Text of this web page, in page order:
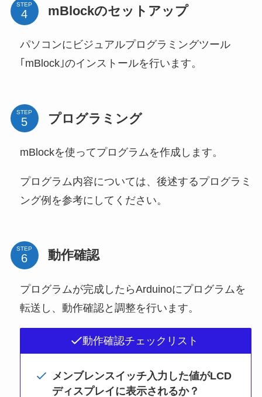
STEP mBlockのセットアップ
パソコンにビジュアルプログラミングツール
｢mBlock｣のインストールを行います。
STEP プログラミング
mBlockを使ってプログラムを作成します。
プログラム内容については、後述するプログラミ
ング例を参考にしてください。
STEP 動作確認
プログラムが完成したらArduinoにプログラムを
転送し、動作確認と調整を行います。
動作確認チェックリスト
メンブレンスイッチ入力した値がLCD
ディスプレイに表示されるか？